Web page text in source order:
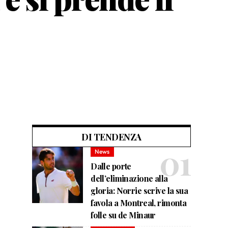
DI TENDENZA
News
Dalle porte
dell’eliminazione alla
gloria: Norrie scrive la sua
favola a Montreal, rimonta
folle su de Minaur